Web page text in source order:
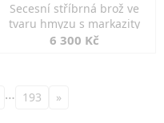
Secesní stříbrná brož ve
tvaru hmyzu s markazity
6 300 Kč
… 193 »